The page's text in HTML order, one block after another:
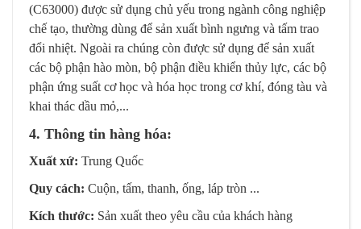
(C63000) được sử dụng chủ yếu trong ngành công nghiệp
chế tạo, thường dùng để sản xuất bình ngưng và tấm trao
đổi nhiệt. Ngoài ra chúng còn được sử dụng để sản xuất
các bộ phận hào mòn, bộ phận điều khiển thủy lực, các bộ
phận ứng suất cơ học và hóa học trong cơ khí, đóng tàu và
khai thác dầu mỏ,...
4. Thông tin hàng hóa:
Xuất xứ: Trung Quốc
Quy cách: Cuộn, tấm, thanh, ống, láp tròn ...
Kích thước: Sản xuất theo yêu cầu của khách hàng